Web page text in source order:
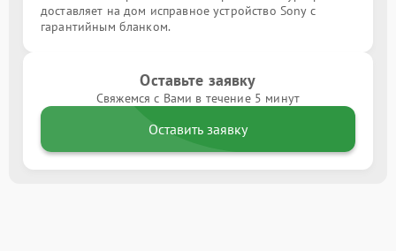
доставляет на дом исправное устройство Sony с
гарантийным бланком.
Оставьте заявку
Свяжемся с Вами в течение 5 минут
Оставить заявку